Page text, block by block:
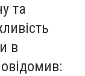
та
в